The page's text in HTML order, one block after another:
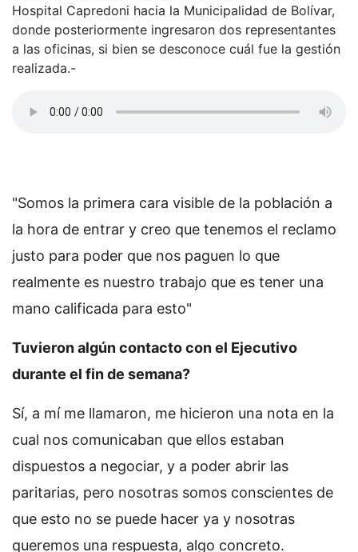
Hospital Capredoni hacia la Municipalidad de Bolívar,
donde posteriormente ingresaron dos representantes
a las oficinas, si bien se desconoce cuál fue la gestión
realizada.-
"Somos la primera cara visible de la población a
la hora de entrar y creo que tenemos el reclamo
justo para poder que nos paguen lo que
realmente es nuestro trabajo que es tener una
mano calificada para esto"
Tuvieron algún contacto con el Ejecutivo
durante el fin de semana?
Sí, a mí me llamaron, me hicieron una nota en la
cual nos comunicaban que ellos estaban
dispuestos a negociar, y a poder abrir las
paritarias, pero nosotras somos conscientes de
que esto no se puede hacer ya y nosotras
queremos una respuesta, algo concreto.